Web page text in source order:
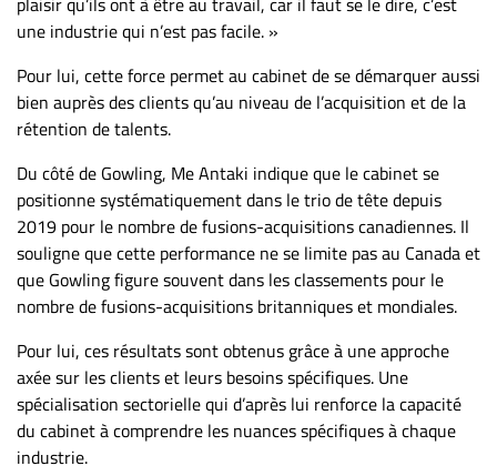
une industrie qui n’est pas facile. »
Pour lui, cette force permet au cabinet de se démarquer aussi
bien auprès des clients qu’au niveau de l’acquisition et de la
rétention de talents.
Du côté de Gowling, Me Antaki indique que le cabinet se
positionne systématiquement dans le trio de tête depuis
2019 pour le nombre de fusions-acquisitions canadiennes. Il
souligne que cette performance ne se limite pas au Canada et
que Gowling figure souvent dans les classements pour le
nombre de fusions-acquisitions britanniques et mondiales.
Pour lui, ces résultats sont obtenus grâce à une approche
axée sur les clients et leurs besoins spécifiques. Une
spécialisation sectorielle qui d’après lui renforce la capacité
du cabinet à comprendre les nuances spécifiques à chaque
industrie.